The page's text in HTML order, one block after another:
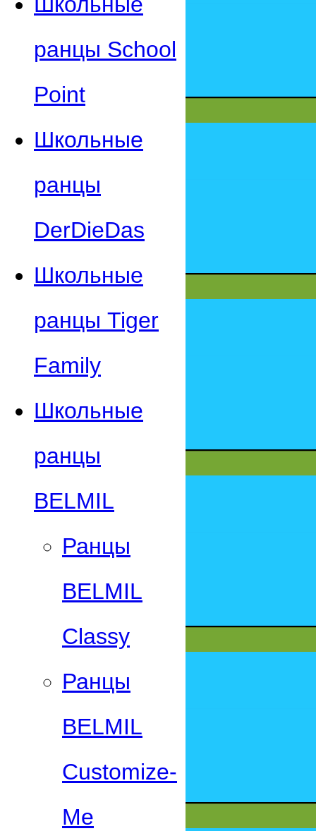
ранцы School
Point
Школьные
ранцы
DerDieDas
Школьные
ранцы Tiger
Family
Школьные
ранцы
BELMIL
Ранцы
BELMIL
Classy
Ранцы
BELMIL
Customize-
Me